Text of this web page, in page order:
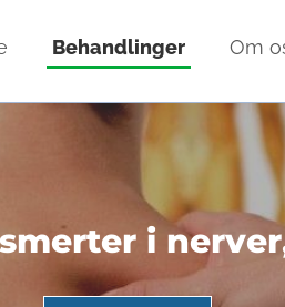
Behandlinger Om
i